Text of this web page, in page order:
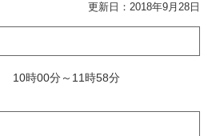
更新日：2018年9月28日
10時00分～11時58分